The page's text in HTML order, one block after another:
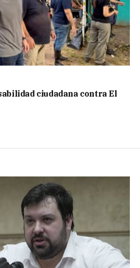
ciudadana contra El